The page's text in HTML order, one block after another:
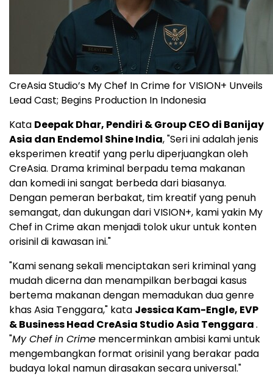
CreAsia Studio’s My Chef In Crime for VISION+ Unveils
Lead Cast; Begins Production In Indonesia
Kata Deepak Dhar, Pendiri & Group CEO di Banijay
Asia dan Endemol Shine India, "Seri ini adalah jenis
eksperimen kreatif yang perlu diperjuangkan oleh
CreAsia. Drama kriminal berpadu tema makanan
dan komedi ini sangat berbeda dari biasanya.
Dengan pemeran berbakat, tim kreatif yang penuh
semangat, dan dukungan dari VISION+, kami yakin My
Chef in Crime akan menjadi tolok ukur untuk konten
orisinil di kawasan ini."
"Kami senang sekali menciptakan seri kriminal yang
mudah dicerna dan menampilkan berbagai kasus
bertema makanan dengan memadukan dua genre
khasAsia Tenggara," kata Jessica Kam-Engle, EVP
& Business Head CreAsia Studio Asia Tenggara.
"My Chef in Crime mencerminkan ambisi kami untuk
mengembangkan format orisinil yang berakar pada
budaya lokal namun dirasakan secara universal."